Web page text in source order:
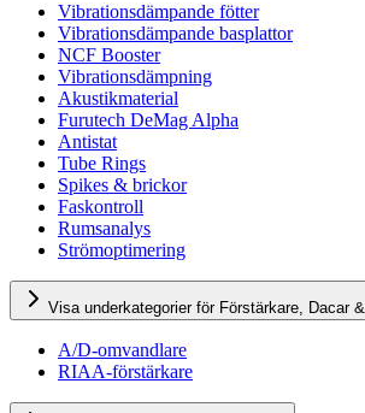
Vibrationsdämpande fötter
Vibrationsdämpande basplattor
NCF Booster
Vibrationsdämpning
Akustikmaterial
Furutech DeMag Alpha
Antistat
Tube Rings
Spikes & brickor
Faskontroll
Rumsanalys
Strömoptimering
Visa underkategorier för Förstärkare, Dacar
A/D-omvandlare
RIAA-förstärkare